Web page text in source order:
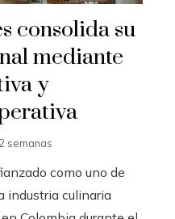
consolida su
mediante
y
semanas
como uno de
industria culinaria